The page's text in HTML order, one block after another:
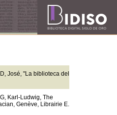
José, "La biblioteca del
Karl-Ludwig, The
Genève, Librairie E.